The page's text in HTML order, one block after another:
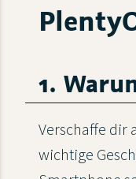
1.
Verschaffe dir
wichtige